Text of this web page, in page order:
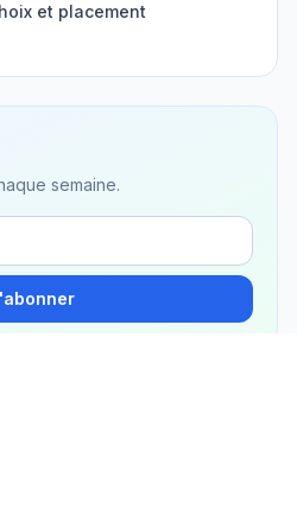
et placement
semaine.